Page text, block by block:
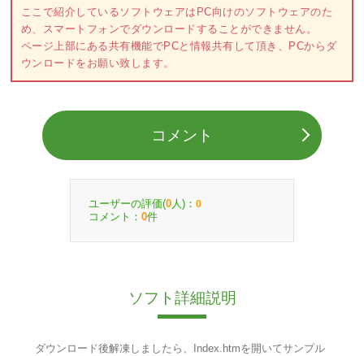
ここで紹介しているソフトウェアはPC向けのソフトウェアのた
め、スマートフォンでダウンロードすることができません。
ページ上部にある共有機能でPCと情報共有して頂き、PCからダ
ウンロードをお願い致します。
コメント
ユーザーの評価(0 人)： 0
コメント： 0件
ソフト詳細説明
ダウンロード後解凍しましたら、Index.htmを開いてサンプル